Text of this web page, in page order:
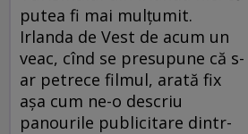
putea fi mai mulțumit.
Irlanda de Vest de acum un
veac, cînd se presupune că s-
ar petrece filmul, arată fix
așa cum ne-o descriu
panourile publicitare dintr-